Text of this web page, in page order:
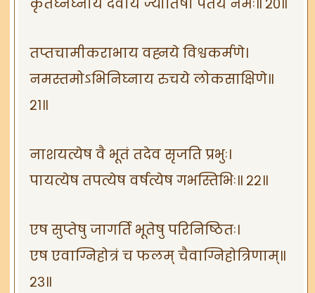
कृतघ्नघ्नाय देवाय ज्योतिषां पतये नमः॥ २०॥
तप्तचामीकराभाय वह्नये विश्वकर्मणे।
नमस्तमोऽभिनिघ्नाय रुचये लोकसाक्षिणे॥
२१॥
नाशयत्येष वै भूतं तदेव सृजति प्रभुः।
पायत्येष तपत्येष वर्षत्येष गभस्तिभिः॥ २२॥
एष सुप्तेषु जागर्ति भूतेषु परिनिष्ठितः।
एष एवाग्निहोत्रं च फलम् चैवाग्निहोत्रिणाम्॥
२३॥